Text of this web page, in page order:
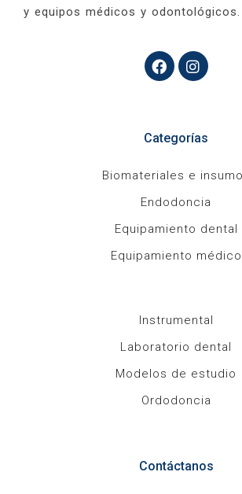
y equipos médicos y odontológicos.
Categorías
Biomateriales e
Endodoncia
Equipamiento dental
Equipamiento médico
Instrumental
Laboratorio dental
Modelos de estudio
Ordodoncia
Contáctanos